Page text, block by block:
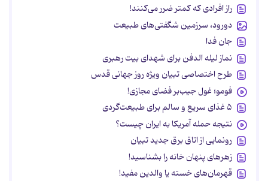
راز افرادی که کمتر ضرر می‌کنند!
دورود، سرزمین شگفتی‌های طبیعت
جان فدا
نماز لیله الدفن برای شهدای بیت رهبری
طرح اختصاصی تبیان ویژه روز جهانی قدس
فومو؛ غول جیب‌بر فضای مجازی!
۵ غذای سریع و سالم برای طبیعت‌گردی
نتیجه حمله آمریکا به ایران چیست؟
رونمایی از اتاق برق جدید تبیان
زهرهای پنهان خانه را بشناسید!
قهرمان‌های خسته یا والدین مفید!